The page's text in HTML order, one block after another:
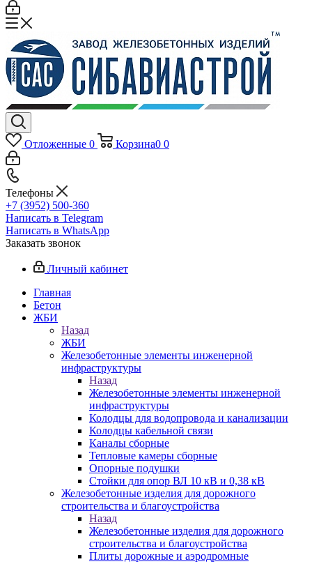
Отложенные 0 Корзина0 0
Телефоны
+7 (3952) 500-360
Написать в Telegram
Написать в WhatsApp
Заказать звонок
Личный кабинет
Главная
Бетон
ЖБИ
Назад
ЖБИ
Железобетонные элементы инженерной
инфраструктуры
Назад
Железобетонные элементы инженерной
инфраструктуры
Колодцы для водопровода и канализации
Колодцы кабельной связи
Каналы сборные
Тепловые камеры сборные
Опорные подушки
Стойки для опор ВЛ 10 кВ и 0,38 кВ
Железобетонные изделия для дорожного
строительства и благоустройства
Назад
Железобетонные изделия для дорожного
строительства и благоустройства
Плиты дорожные и аэродромные